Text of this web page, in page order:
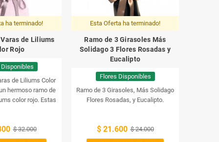
ha terminado!
de Liliums
Rojo
Disponibles
de Liliums Color
hermoso ramo de
color rojo. Estas
$ 32.000
Esta Oferta ha terminado!
Ramo de 3 Girasoles Más
Solidago 3 Flores Rosadas y
Eucalipto
Flores Disponibles
Ramo de 3 Girasoles, Más Solidago
Flores Rosadas, y Eucalipto.
$ 21.600 $ 24.000